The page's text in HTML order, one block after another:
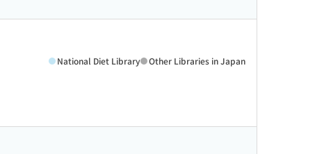
National Diet Library Other Libraries in Japan